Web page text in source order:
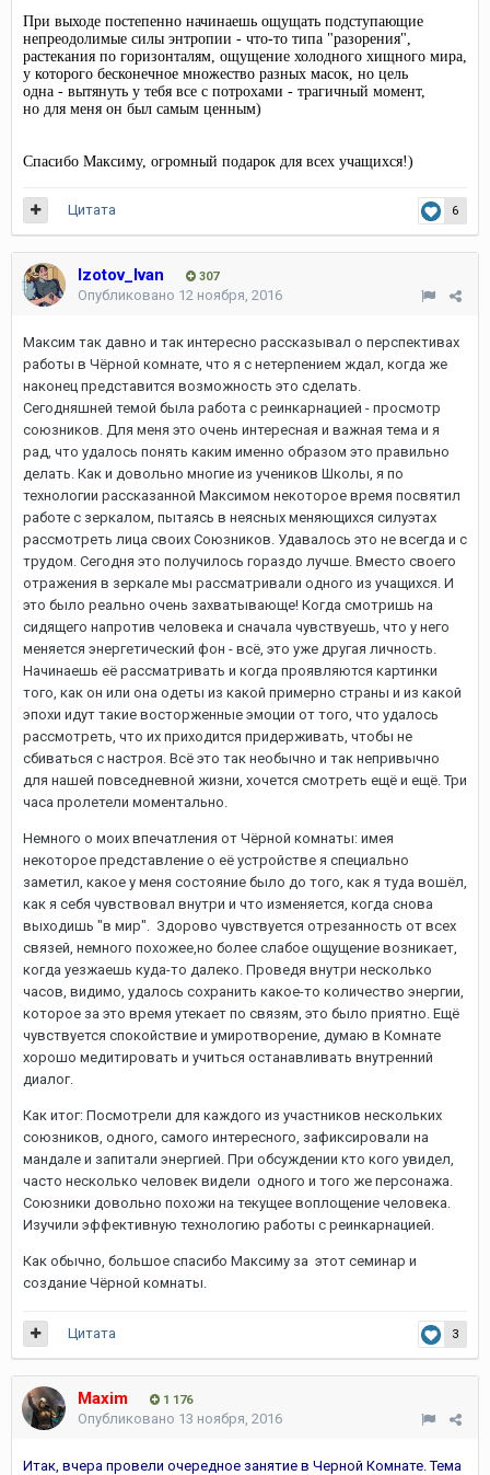
При выходе постепенно начинаешь ощущать подступающие
непреодолимые силы энтропии - что-то типа "разорения",
растекания по горизонталям, ощущение холодного хищного мира,
у которого бесконечное множество разных масок, но цель
одна - вытянуть у тебя все с потрохами - трагичный момент,
но для меня он был самым ценным)
Спасибо Максиму, огромный подарок для всех учащихся!)
6
Цитата
Izotov_Ivan 307
Опубликовано 12 ноября, 2016
Максим так давно и так интересно рассказывал о перспективах
работы в Чёрной комнате, что я с нетерпением ждал, когда же
наконец представится возможность это сделать.
Сегодняшней темой была работа с реинкарнацией - просмотр
союзников. Для меня это очень интересная и важная тема и я
рад, что удалось понять каким именно образом это правильно
делать. Как и довольно многие из учеников Школы, я по
технологии рассказанной Максимом некоторое время посвятил
работе с зеркалом, пытаясь в неясных меняющихся силуэтах
рассмотреть лица своих Союзников. Удавалось это не всегда и с
трудом. Сегодня это получилось гораздо лучше. Вместо своего
отражения в зеркале мы рассматривали одного из учащихся. И
это было реально очень захватывающе! Когда смотришь на
сидящего напротив человека и сначала чувствуешь, что у него
меняется энергетический фон - всё, это уже другая личность.
Начинаешь её рассматривать и когда проявляются картинки
того, как он или она одеты из какой примерно страны и из какой
эпохи идут такие восторженные эмоции от того, что удалось
рассмотреть, что их приходится придерживать, чтобы не
сбиваться с настроя. Всё это так необычно и так непривычно
для нашей повседневной жизни, хочется смотреть ещё и ещё. Три
часа пролетели моментально.
Немного о моих впечатления от Чёрной комнаты: имея
некоторое представление о её устройстве я специально
заметил, какое у меня состояние было до того, как я туда вошёл,
как я себя чувствовал внутри и что изменяется, когда снова
выходишь "в мир". Здорово чувствуется отрезанность от всех
связей, немного похожее,но более слабое ощущение возникает,
когда уезжаешь куда-то далеко. Проведя внутри несколько
часов, видимо, удалось сохранить какое-то количество энергии,
которое за это время утекает по связям, это было приятно. Ещё
чувствуется спокойствие и умиротворение, думаю в Комнате
хорошо медитировать и учиться останавливать внутренний
диалог.
Как итог: Посмотрели для каждого из участников нескольких
союзников, одного, самого интересного, зафиксировали на
мандале и запитали энергией. При обсуждении кто кого увидел,
часто несколько человек видели одного и того же персонажа.
Союзники довольно похожи на текущее воплощение человека.
Изучили эффективную технологию работы с реинкарнацией.
Как обычно, большое спасибо Максиму за этот семинар и
создание Чёрной комнаты.
3
Цитата
Maxim 1 176
Опубликовано 13 ноября, 2016
Итак, вчера провели очередное занятие в Черной Комнате. Тема